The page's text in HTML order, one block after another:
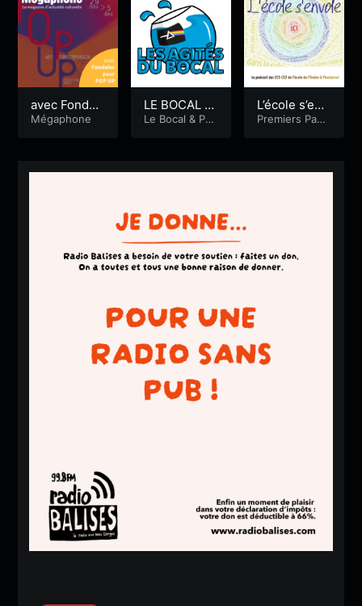
avec Fondal
or et Muriel
Mégaphone
LE BOCAL –
DUPUY MA
Le Bocal & Pre
L’école s’env
ole #8 – Orni
Premiers Pas